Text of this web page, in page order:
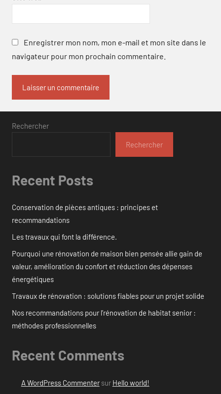
Enregistrer mon nom, mon e-mail et mon site dans le
navigateur pour mon prochain commentaire.
Rechercher
Rechercher
Recent Posts
Conservation de pièces antiques : principes et
recommandations
Les travaux qui font la différence.
Pourquoi une rénovation de maison bien pensée allie gain de
valeur, amélioration du confort et réduction des dépenses
énergétiques
Travaux de rénovation : solutions fiables pour un projet solide
Nos recommandations pour l’rénovation de habitat senior :
méthodes professionnelles
Recent Comments
A WordPress Commentersur Hello world!